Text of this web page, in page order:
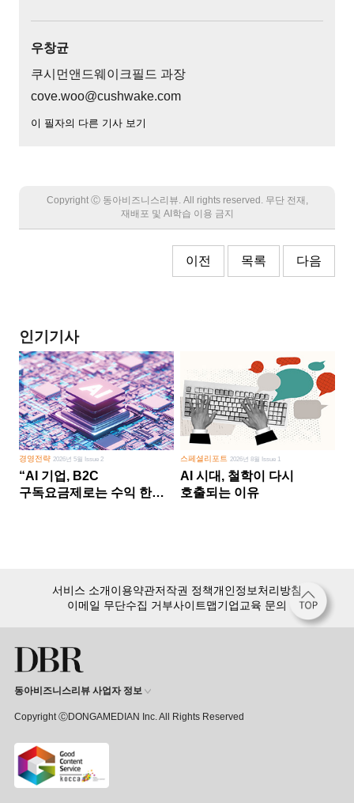
우창균
쿠시먼앤드웨이크필드 과장
cove.woo@cushwake.com
이 필자의 다른 기사 보기
Copyright Ⓒ 동아비즈니스리뷰. All rights reserved. 무단 전재,
재배포 및 AI학습 이용 금지
이전 목록 다음
인기기사
경영전략 2026년 5월 Issue 2
“AI 기업, B2C
구독요금제로는 수익 한계
스페셜리포트 2026년 8월 Issue 1
AI 시대, 철학이 다시
호출되는 이유
15,000여 건의 DBR 콘텐츠를
서비스 소개이용약관저작권 정책개인정보처리방침
이메일 무단수집 거부사이트맵기업교육 문의
동아비즈니스리뷰 사업자 정보
Copyright ⒸDONGAMEDIAN Inc. All Rights Reserved